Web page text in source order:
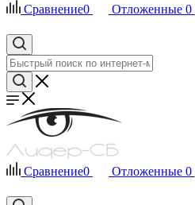
Сравнение0 Отложенные 0
Сравнение0 Отложенные 0